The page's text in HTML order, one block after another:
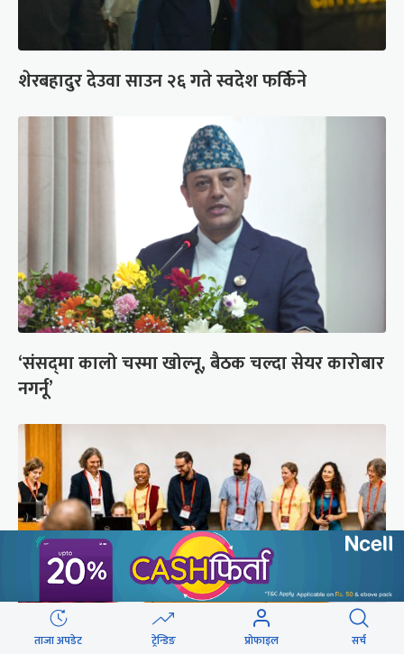
शेरबहादुर देउवा साउन २६ गते स्वदेश फर्किने
‘संसद्‍मा कालो चस्मा खोल्नू, बैठक चल्दा सेयर कारोबार
नगर्नू’
ताजा अपडेट ट्रेन्डिङ प्रोफाइल सर्च